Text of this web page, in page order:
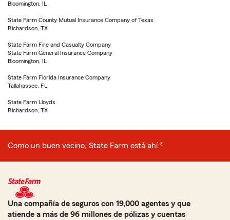
Bloomington, IL
State Farm County Mutual Insurance Company of Texas
Richardson, TX
State Farm Fire and Casualty Company
State Farm General Insurance Company
Bloomington, IL
State Farm Florida Insurance Company
Tallahassee, FL
State Farm Lloyds
Richardson, TX
Como un buen vecino, State Farm está ahí.®
Una compañía de seguros con 19,000 agentes y que
atiende a más de 96 millones de pólizas y cuentas